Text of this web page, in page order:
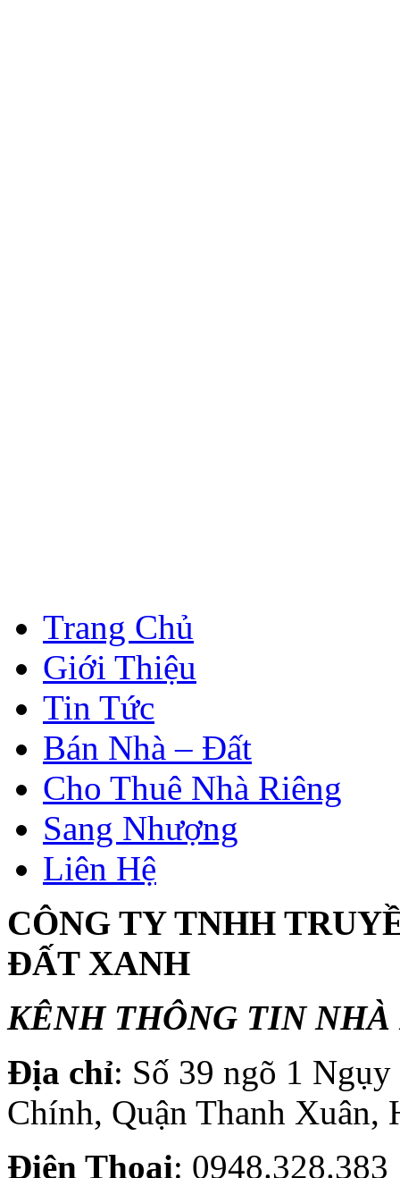
Trang Chủ
Giới Thiệu
Tin Tức
Bán Nhà – Đất
Cho Thuê Nhà Riêng
Sang Nhượng
Liên Hệ
CÔNG TY TNHH
ĐẤT XANH
KÊNH THÔNG TIN
Địa chỉ: Số 39 ngõ 1
Chính, Quận Thanh Xuân,
Điện Thoại: